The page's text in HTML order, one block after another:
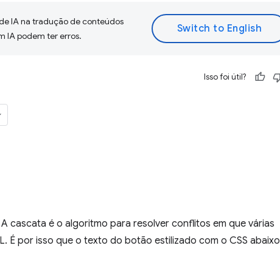
IA na tradução de conteúdos
IA podem ter erros.
Isso foi útil?
cascata é o algoritmo para resolver conflitos em que várias
É por isso que o texto do botão estilizado com o CSS abaixo